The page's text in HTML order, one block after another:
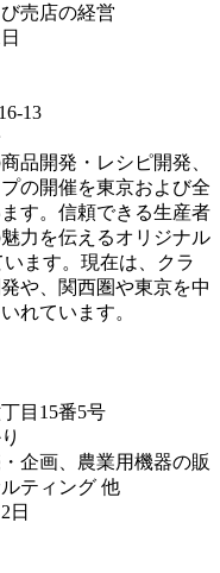
売店の経営
13
品開発・レシピ開発、
の開催を東京および全
す。信頼できる生産者
力を伝えるオリジナル
ます。現在は、クラ
や、関西圏や東京を中
れています。
目15番5号
企画、農業用機器の販
ティング 他
日